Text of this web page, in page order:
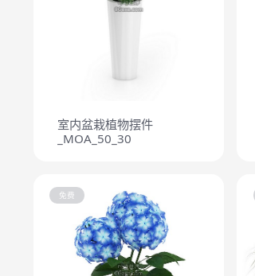
室内盆栽植物摆件
_MOA_50_30
免费